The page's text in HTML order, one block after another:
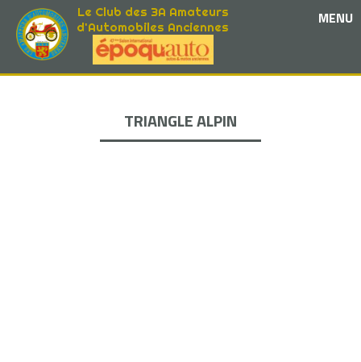
MENU
Le Club des 3A Amateurs
d'Automobiles Anciennes
TRIANGLE ALPIN